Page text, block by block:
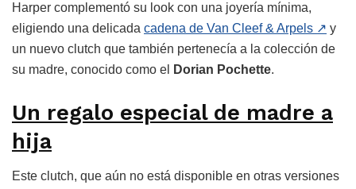
Harper complementó su look con una joyería mínima,
eligiendo una delicada cadena de Van Cleef & Arpels ↗ y
un nuevo clutch que también pertenecía a la colección de
su madre, conocido como el
Dorian Pochette.
Un regalo especial de madre a
hija
Este clutch, que aún no está disponible en otras versiones